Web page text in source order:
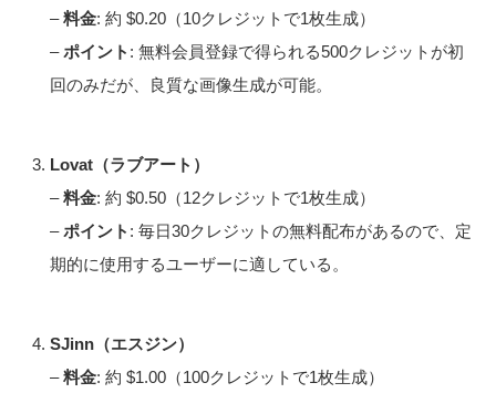
–料金: 約 $0.20（10クレジットで1枚生成）
–ポイント : 無料会員登録で得られる500クレジットが初
回のみだが、良質な画像生成が可能。
Lovat（ラブアート）
–料金: 約 $0.50（12クレジットで1枚生成）
–ポイント : 毎日30クレジットの無料配布があるので、定
期的に使用するユーザーに適している。
SJinn（エスジン）
–料金: 約 $1.00（100クレジットで1枚生成）